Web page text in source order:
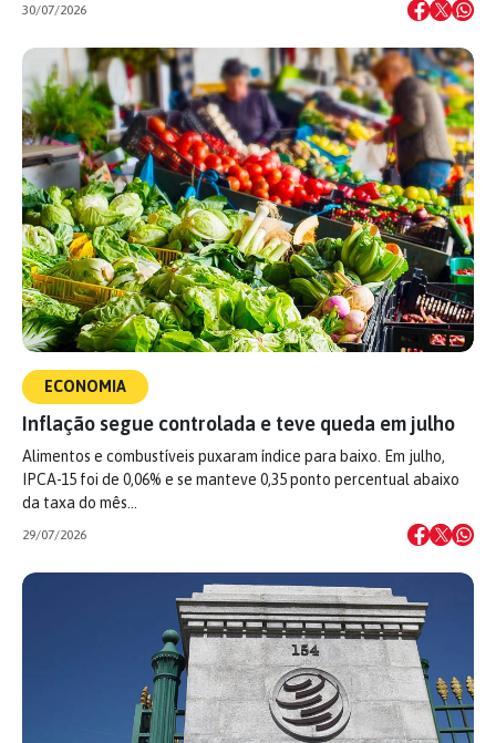
30/07/2026
ECONOMIA
Inflação segue controlada e teve queda em julho
Alimentos e combustíveis puxaram índice para baixo. Em julho,
IPCA-15 foi de 0,06% e se manteve 0,35 ponto percentual abaixo
da taxa do mês…
29/07/2026